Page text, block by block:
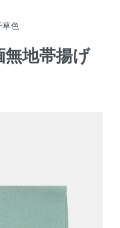
草色
無地帯揚げ